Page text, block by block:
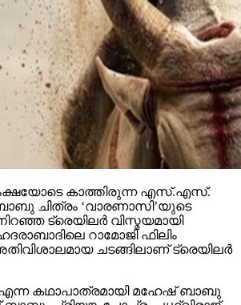
കാത്തിരുന്ന എസ്.എസ്.
ചിത്രം ‘വാരണാസി’യുടെ
ട്രെയിലര്‍ വിസ്മയമായി
റാമോജി ഫിലിം
ചടങ്ങിലാണ് ട്രെയിലര്‍
എന്ന കഥാപാത്രമായി മഹേഷ് ബാബു